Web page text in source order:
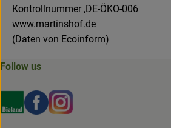
Kontrollnummer ,DE-ÖKO-006
www.martinshof.de
(Daten von Ecoinform)
Follow us
Externer Link zu https://
Externer Link zu https://
Externer Link zu